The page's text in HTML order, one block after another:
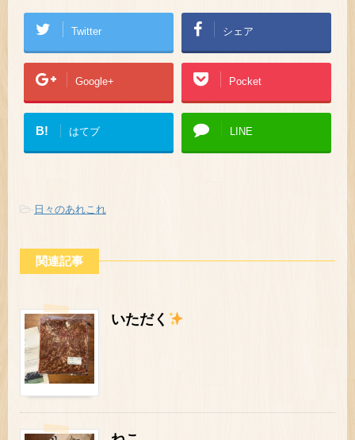
Twitter シェア
Google+ Pocket
B! はてブ LINE
- 日々のあれこれ
関連記事
いただく